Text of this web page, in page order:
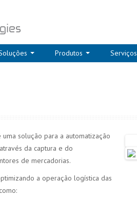
Produtos Serviços
solução para a automatização
da captura e do
de mercadorias.
a operação logística das